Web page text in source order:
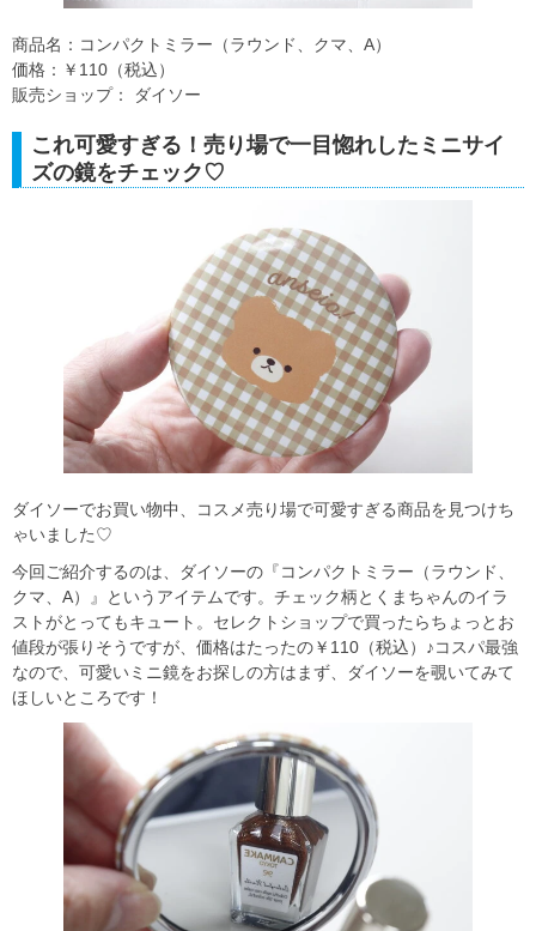
商品名：コンパクトミラー（ラウンド、クマ、A）
価格：￥110（税込）
販売ショップ： ダイソー
これ可愛すぎる！売り場で一目惚れしたミニサイ
ズの鏡をチェック♡
ダイソーでお買い物中、コスメ売り場で可愛すぎる商品を見つけち
ゃいました♡
今回ご紹介するのは、ダイソーの『コンパクトミラー（ラウンド、
クマ、A）』というアイテムです。チェック柄とくまちゃんのイラ
ストがとってもキュート。セレクトショップで買ったらちょっとお
値段が張りそうですが、価格はたったの￥110（税込）♪コスパ最強
なので、可愛いミニ鏡をお探しの方はまず、ダイソーを覗いてみて
ほしいところです！